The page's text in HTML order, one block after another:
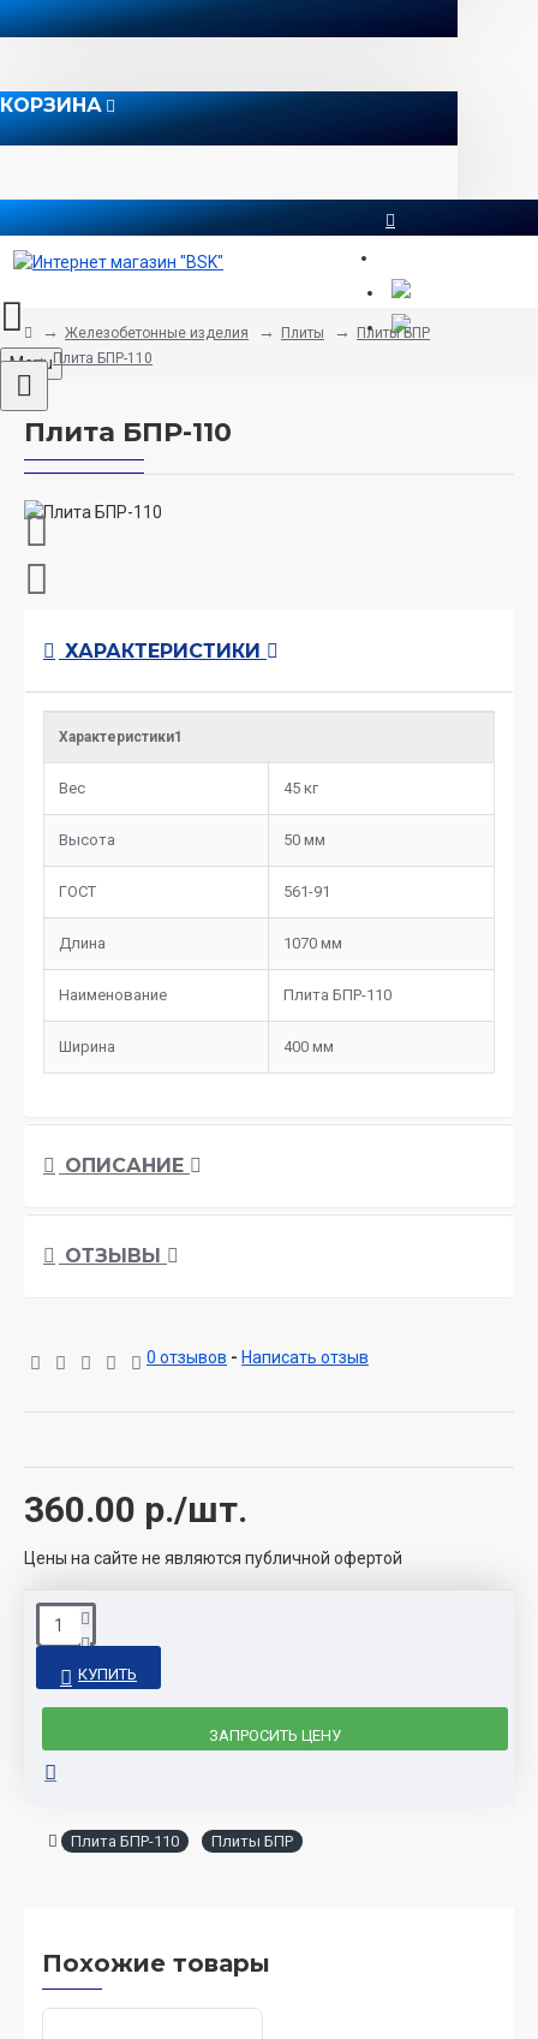
КОРЗИНА
Menu
Железобетонные изделия Плиты
Плиты БПР
Плита БПР-110
Плита БПР-110
ХАРАКТЕРИСТИКИ
Характеристики1
Вес 45 кг
Высота 50 мм
ГОСТ 561-91
Длина 1070 мм
Наименование Плита БПР-110
Ширина 400 мм
ОПИСАНИЕ
ОТЗЫВЫ
0 отзывов - Написать отзыв
360.00 р./шт.
Цены на сайте не являются публичной офертой
КУПИТЬ
ЗАПРОСИТЬ ЦЕНУ
Плита БПР-110 Плиты БПР
Похожие товары